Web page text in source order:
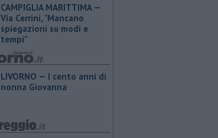
CAMPIGLIA MARITTIMA —
Via Cerrini, "Mancano
spiegazioni su modi e
tempi"
LIVORNO — I cento anni di
nonna Giovanna